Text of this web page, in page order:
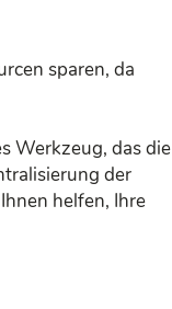
sparen, da
Werkzeug, das die
der
helfen, Ihre